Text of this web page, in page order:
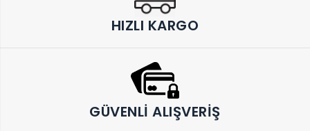
HIZLI KARGO
GÜVENLI ALIŞVERIŞ